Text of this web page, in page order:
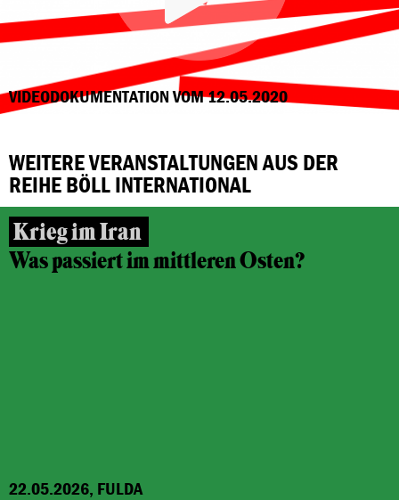
VIDEODOKUMENTATION VOM 12.05.2020
WEITERE VERANSTALTUNGEN AUS DER
REIHE BÖLL INTERNATIONAL
Krieg im Iran
Was passiert im mittleren Osten?
22.05.2026, FULDA